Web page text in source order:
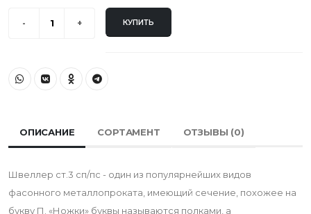
КУПИТЬ
ОПИСАНИЕ СОРТАМЕНТ ОТЗЫВЫ (0)
Швеллер ст.3 сп/пс - один из популярнейших видов
фасонного металлопроката, имеющий сечение, похожее на
букву П. «Ножки» буквы называются полками, а